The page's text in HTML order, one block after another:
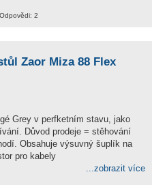
Odpovědi: 2
Zaor Miza 88 Flex
Grey v perfketním stavu, jako
Důvod prodeje = stěhování
Obsahuje výsuvný šuplík na
pro kabely
...zobrazit více